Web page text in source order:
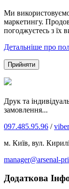
Ми
маркетингу.
погоджуєтесь з їх
Детальніше про
Прийняти
Друк та
замовлення...
097.485.95.96 /viber
м. Київ, вул.
manager@arsenal-
Додаткова